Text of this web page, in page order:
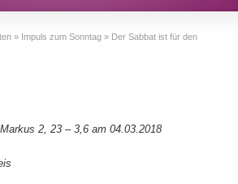
» Impuls zum Sonntag » Der Sabbat ist für den
2, 23 – 3,6 am 04.03.2018